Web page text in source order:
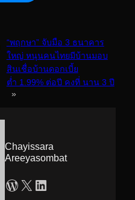
“พฤกษา” จับมือ 3 ธนาคาร
ใหญ่ หนุนคนไทยมีบ้านมอบ
สินเชื่อบ้านดอกเบี้ย
ต่ำ 1.99% ต่อปี คงที่ นาน 3 ปี
»
Chayissara
Areeyasombat
WordPress X LinkedIn